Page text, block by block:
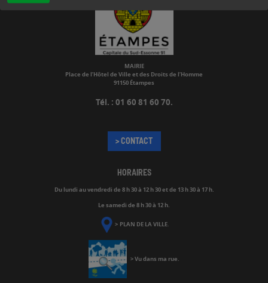
MAIRIE
Place de l’Hôtel de Ville et des Droits de l’Homme
91150 Étampes
Tél. : 01 60 81 60 70.
> CONTACT
HORAIRES
Du lundi au vendredi de 8 h 30 à 12 h 30 et de 13 h 30 à 17 h.
Le samedi de 8 h 30 à 12 h.
> PLAN DE LA VILLE
>Vu dans ma rue